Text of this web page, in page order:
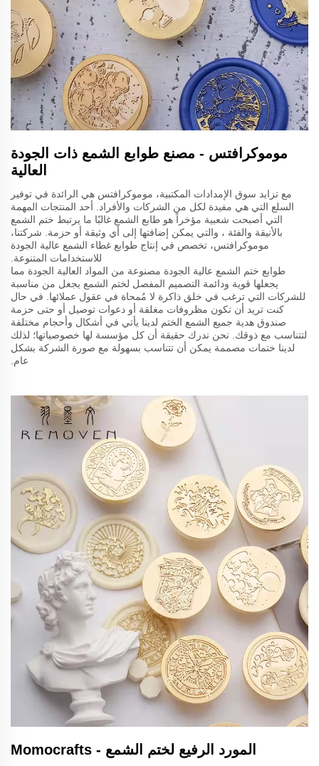
موموكرافتس - مصنع طوابع الشمع ذات الجودة
العالية
مع تزايد سوق الإمدادات المكتبية، موموكرافتس هي الرائدة في توفير
السلع التي هي مفيدة لكل من الشركات والأفراد. أحد المنتجات المهمة
التي أصبحت شعبية مؤخراً هو طابع الشمع غالبًا ما يرتبط ختم الشمع
بالأنيقة والفئة ، والتي يمكن إضافتها إلى أي وثيقة أو حزمة. شركتنا،
موموكرافتس، تخصص في إنتاج طوابع غطاء الشمع عالية الجودة
للاستخدامات المتنوعة.
طوابع ختم الشمع عالية الجودة مصنوعة من المواد العالية الجودة مما
يجعلها قوية ودائمة التصميم المفصل لختم الشمع يجعل من مناسبة
للشركات التي ترغب في خلق ذاكرة لا مُمحاة في عقول عملائها. في حال
كنت تريد أن تكون مظروفات مغلقة أو دعوات توصيل أو حتى حزمة
صندوق هدية جميع الشمع الختم لدينا يأتي في أشكال وأحجام مختلفة
لتتناسب مع ذوقك. نحن ندرك حقيقة أن كل مؤسسة لها خصوصياتها؛ لذلك
لدينا ختمات مصممة يمكن أن تتناسب بسهولة مع صورة الشركة بشكل
عام.
المورد الرفيع لختم الشمع - Momocrafts